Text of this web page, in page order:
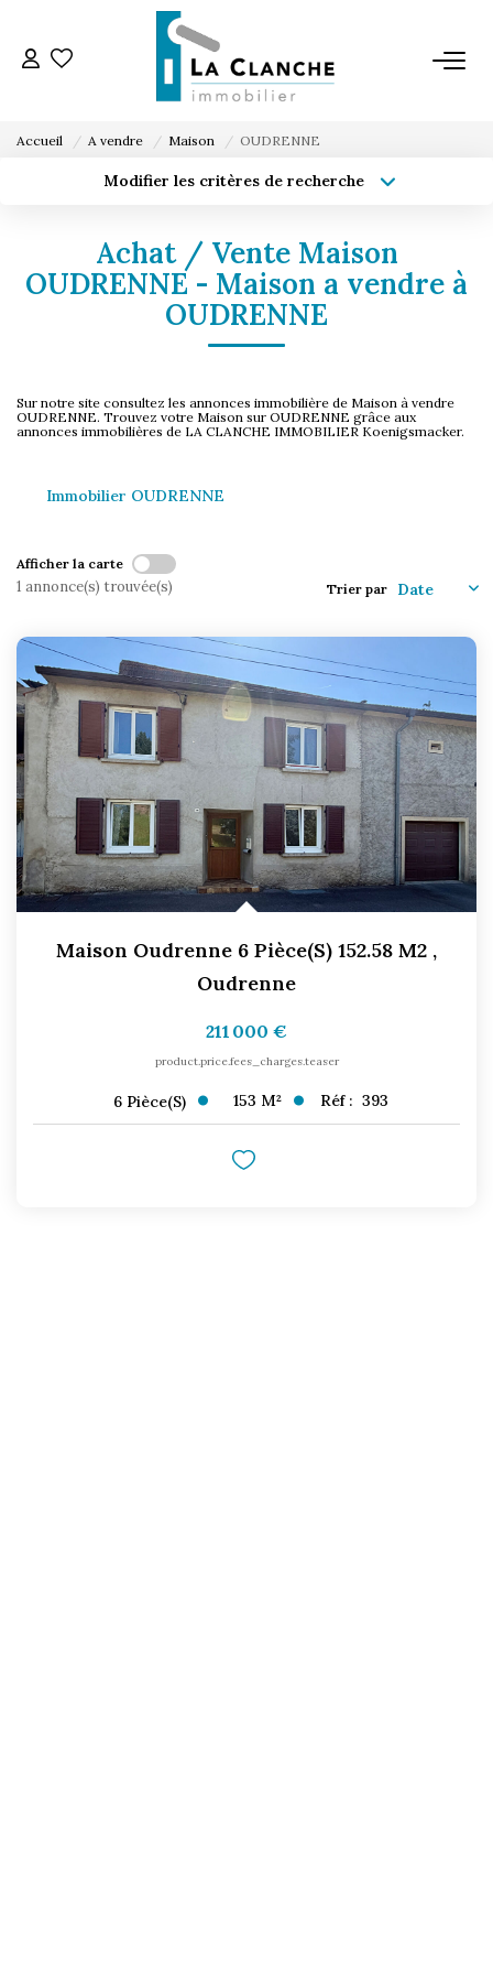
L'AGENCE
L'ÉQUIPE
VENTE
LOCATION
SERVICE LOCATION
CONTACT
Accueil A vendre Maison OUDRENNE
Modifier les critères de recherche
Sélectionnez...
Type de bien
Surface min
Plus de critères
Achat / Vente Maison
OUDRENNE - Maison a vendre à
OUDRENNE
Sur notre site consultez les annonces immobilière de Maison à vendre
OUDRENNE. Trouvez votre Maison sur OUDRENNE grâce aux
annonces immobilières de LA CLANCHE IMMOBILIER Koenigsmacker.
Immobilier OUDRENNE
Afficher la carte
1 annonce(s) trouvée(s) Trier par
Maison Oudrenne 6 Pièce(s) 152.58 M2 ,
Oudrenne
211 000 €
product.price.fees_charges.teaser
6 Pièce(s) 153 M² Réf : 393